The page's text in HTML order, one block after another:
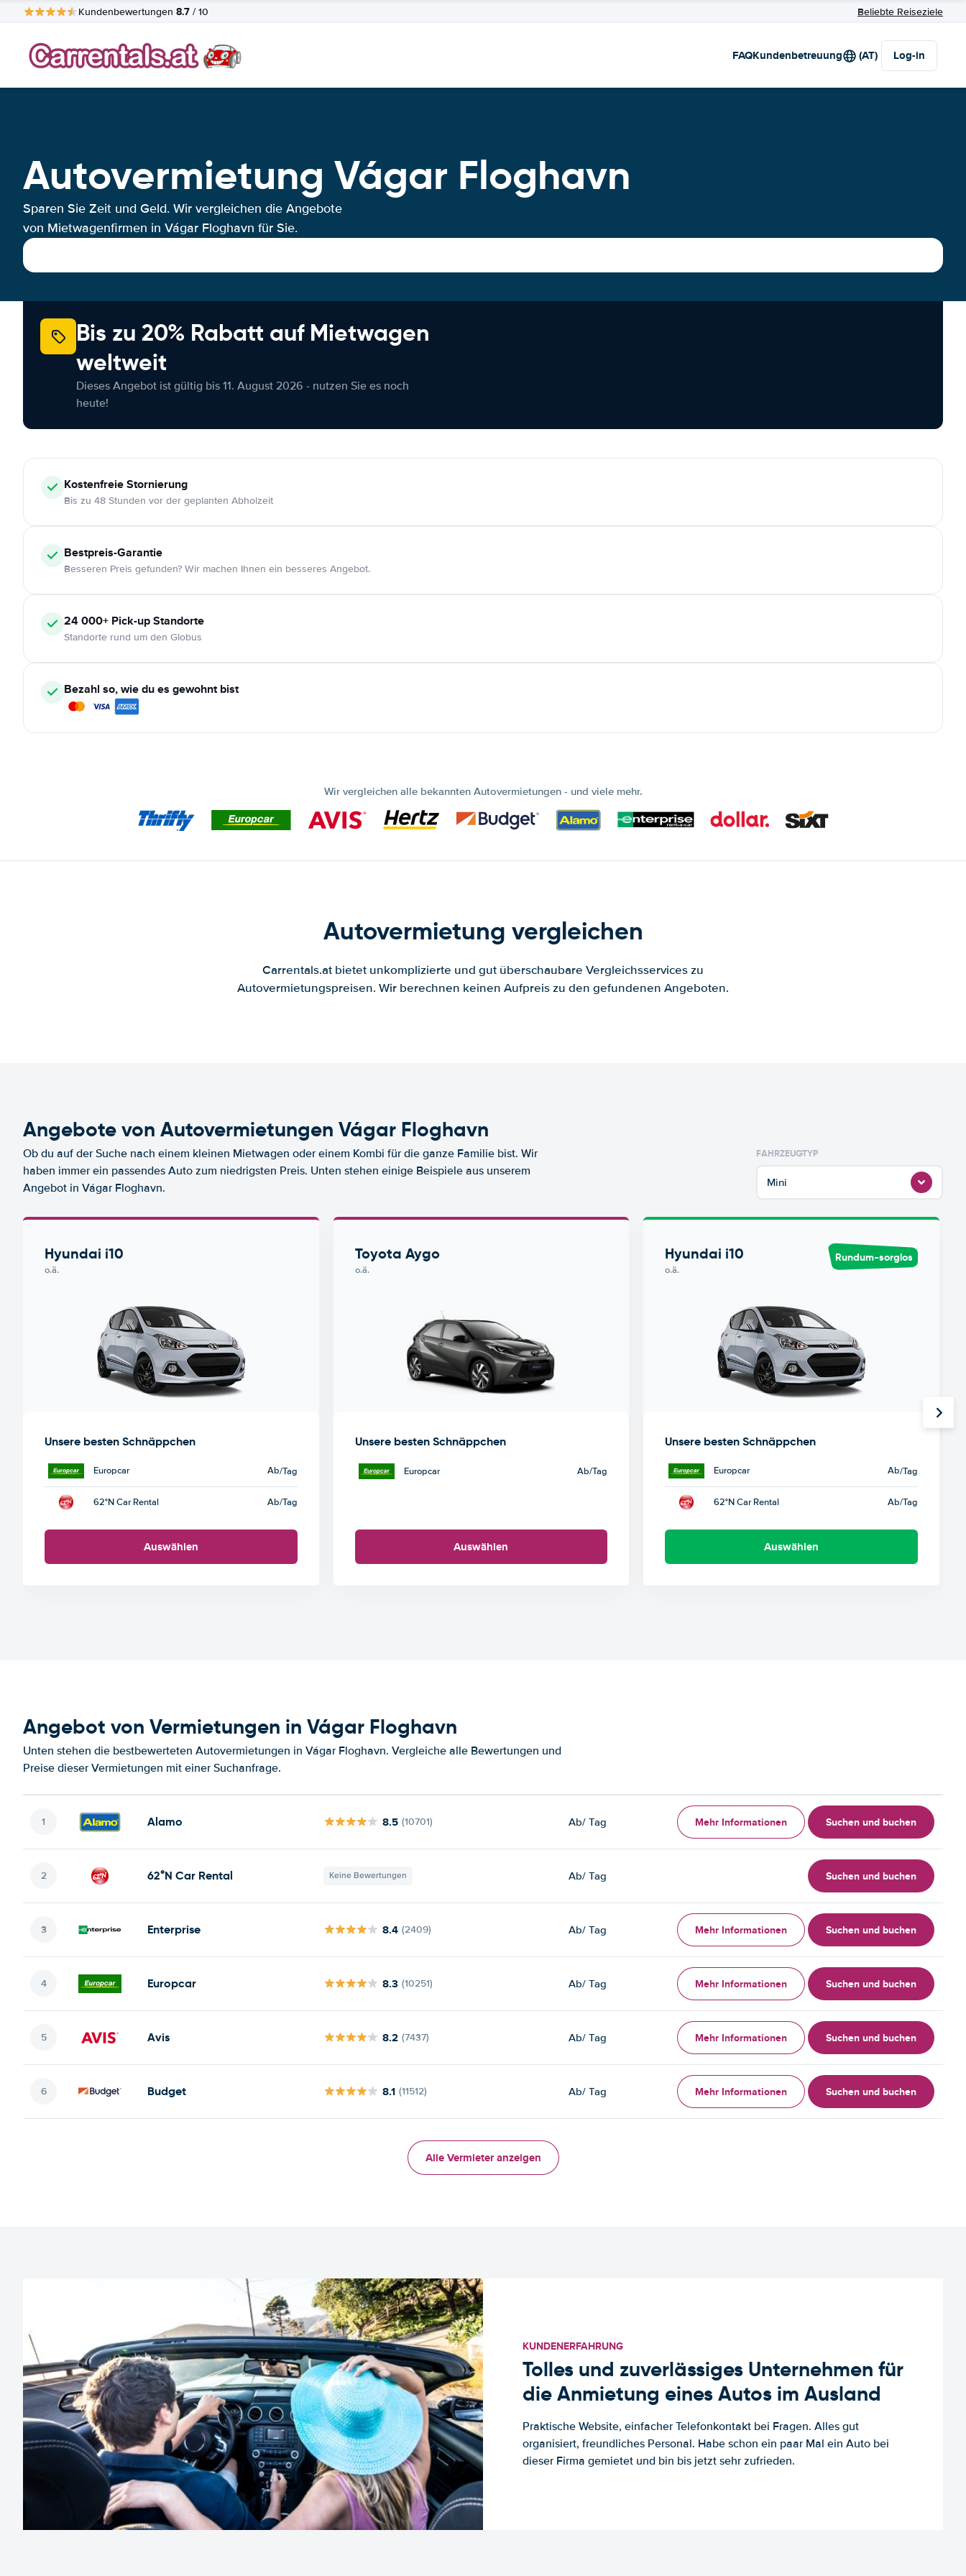
Kundenbewertungen 8.7 / 10 Beliebte Reiseziele
FAQKundenbetreuung (AT) Log-in
Autovermietung Vágar Floghavn
Sparen Sie Zeit und Geld. Wir vergleichen die Angebote
von Mietwagenfirmen in Vágar Floghavn für Sie.
Bis zu 20% Rabatt auf Mietwagen
weltweit
Dieses Angebot ist gültig bis 11. August 2026 - nutzen Sie es noch
heute!
KostenfreieStornierung
Bis zu 48 Stunden vor der geplanten Abholzeit
Bestpreis-Garantie
Besseren Preis gefunden? Wir machen Ihnen ein besseres Angebot.
24 000+ Pick-up Standorte
Standorte rund um den Globus
Bezahl so, wie du es gewohnt bist
Wir vergleichen alle bekannten Autovermietungen - und viele mehr.
Autovermietung vergleichen
Carrentals.at bietet unkomplizierte und gut überschaubare Vergleichsservices zu
Autovermietungspreisen. Wir berechnen keinen Aufpreis zu den gefundenen Angeboten.
Angebote von Autovermietungen Vágar Floghavn
Ob du auf der Suche nach einem kleinen Mietwagen oder einem Kombi für die ganze Familie bist. Wir
haben immer ein passendes Auto zum niedrigsten Preis. Unten stehen einige Beispiele aus unserem
Angebot in Vágar Floghavn.
FAHRZEUGTYP
Mini
Hyundai i10
o.ä.
Unsere besten Schnäppchen
Europcar Ab/Tag
62°N Car Rental Ab/Tag
Auswählen
Toyota Aygo
o.ä.
Unsere besten Schnäppchen
Europcar Ab/Tag
Auswählen
Hyundai i10
o.ä.
Rundum-sorglos
Unsere besten Schnäppchen
Europcar Ab/Tag
62°N Car Rental Ab/Tag
Auswählen
Angebot von Vermietungen in Vágar Floghavn
Unten stehen die bestbewerteten Autovermietungen in Vágar Floghavn. Vergleiche alle Bewertungen und
Preise dieser Vermietungen mit einer Suchanfrage.
Alamo 8.5 (10701) Ab/ Tag Mehr Informationen Suchen und buchen
62°N Car Rental Keine Bewertungen Ab/ Tag Suchen und buchen
Enterprise 8.4 (2409) Ab/ Tag Mehr Informationen Suchen und buchen
Europcar 8.3 (10251) Ab/ Tag Mehr Informationen Suchen und buchen
Avis 8.2 (7437) Ab/ Tag Mehr Informationen Suchen und buchen
Budget 8.1 (11512) Ab/ Tag Mehr Informationen Suchen und buchen
Alle Vermieter anzeigen
KUNDENERFAHRUNG
Tolles und zuverlässiges Unternehmen für
die Anmietung eines Autos im Ausland
Praktische Website, einfacher Telefonkontakt bei Fragen. Alles gut
organisiert, freundliches Personal. Habe schon ein paar Mal ein Auto bei
dieser Firma gemietet und bin bis jetzt sehr zufrieden.